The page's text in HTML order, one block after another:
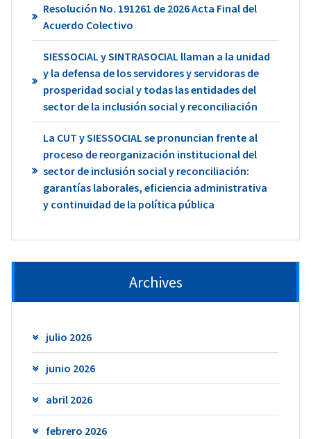
Resolución No. 191261 de 2026 Acta Final del
Acuerdo Colectivo
SIESSOCIAL y SINTRASOCIAL llaman a la unidad
y la defensa de los servidores y servidoras de
prosperidad social y todas las entidades del
sector de la inclusión social y reconciliación
La CUT y SIESSOCIAL se pronuncian frente al
proceso de reorganización institucional del
sector de inclusión social y reconciliación:
garantías laborales, eficiencia administrativa
y continuidad de la política pública
Archives
julio 2026
junio 2026
abril 2026
febrero 2026